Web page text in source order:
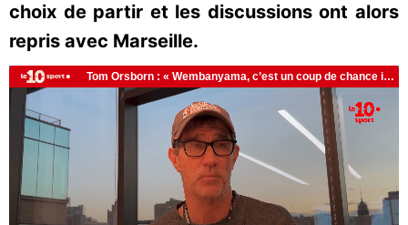
choix de partir et les discussions ont alors
repris avec Marseille.